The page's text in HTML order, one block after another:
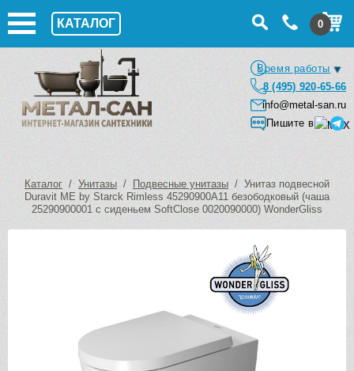
КАТАЛОГ 0
Время работы
8 (495) 920-65-66
info@metal-san.ru
Пишите в
Каталог / Унитазы / Подвесные унитазы / Унитаз подвесной
Duravit ME by Starck Rimless 45290900A11 безободковый (чаша
25290900001 с сиденьем SoftClose 0020090000) WonderGliss